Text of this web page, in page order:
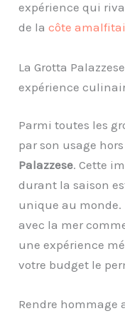
expérience qui
de lacôte
La Grotta
expérience
Parmi toutes les
par son usage
Palazzese. Cette
durant la saison
unique au monde.
avec la mer
une expérience
votre budget le
Rendre hommage